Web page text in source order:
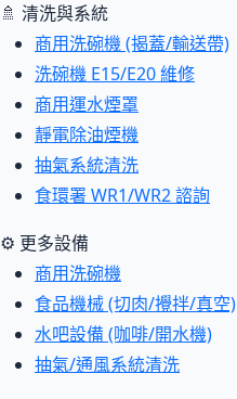
🚿 清洗與系統
商用洗碗機 (揭蓋/輸送帶)
洗碗機 E15/E20 維修
商用運水煙罩
靜電除油煙機
抽氣系統清洗
食環署 WR1/WR2 諮詢
⚙ 更多設備
商用洗碗機
食品機械 (切肉/攪拌/真空)
水吧設備 (咖啡/開水機)
抽氣/通風系統清洗